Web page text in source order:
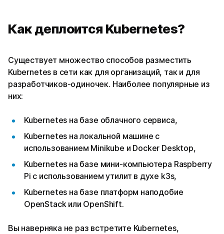
Как деплоится Kubernetes?
Существует множество способов разместить
Kubernetes в сети как для организаций, так и для
разработчиков-одиночек. Наиболее популярные из
них:
Kubernetes на базе облачного сервиса,
Kubernetes на локальной машине с
использованием Minikube и Docker Desktop,
Kubernetes на базе мини-компьютера Raspberry
Pi с использованием утилит в духе k3s,
Kubernetes на базе платформ наподобие
OpenStack или OpenShift.
Вы наверняка не раз встретите Kubernetes,